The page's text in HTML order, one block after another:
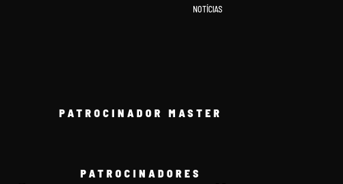
NOTÍCIAS
PATROCINADOR MASTER
PATROCINADORES